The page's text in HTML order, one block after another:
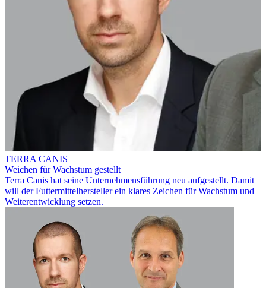
TERRA CANIS
Weichen für Wachstum gestellt
Terra Canis hat seine Unternehmensführung neu aufgestellt. Damit
will der Futtermittelhersteller ein klares Zeichen für Wachstum und
Weiterentwicklung setzen.